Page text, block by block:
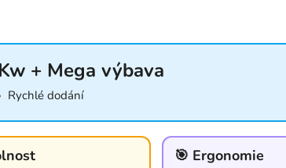
+ Mega výbava
Rychlé dodání
🎯 Ergonomie